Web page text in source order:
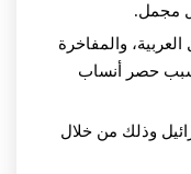
مجمل.
والمفاخرة
حصر أنساب
وذلك من خلال